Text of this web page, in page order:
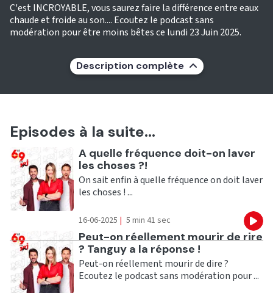
C'est INCROYABLE, vous saurez faire la différence entre eaux
chaude et froide au son.... Ecoutez le podcast sans
modération pour être moins bêtes ce lundi 23 Juin 2025.
Description complète
Episodes à la suite...
Ecouter
A quelle fréquence doit-on laver
les choses ?!
On sait enfin à quelle fréquence on doit laver
les choses ! ...
16-06-2025 | 5 min 41 sec
Ecouter
Peut-on réellement mourir de rire
? Tanguy a la réponse !
Peut-on réellement mourir de dire ?
Ecoutez le podcast sans modération pour ...